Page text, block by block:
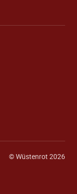
© Wüstenrot 2026